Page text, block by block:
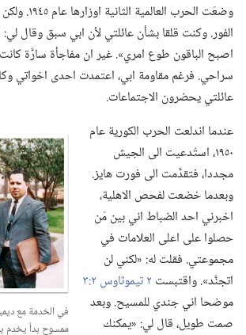
وضعَت الحرب
الفور.‏ وكنت قلقا بشأن عائلتي لأن ابي سبق وقال
اصبح الباقون طوع امري».‏ غير ان مفاجأة سارَّة
سراحي.‏ فرغم مقاومة ابي،‏ اعتمدت احدى اخواتي
عائلتي يحضرون الاجتماعات.‏
في الخدمة مع
ممسوح بدأ يخدم
عندما اندلعت الحرب الكورية عام
١٩٥٠،‏ استُدعيت الى الجيش
مجددا،‏ فتقدَّمت الى فورت هايز.‏
وبعدما خضعت لفحص الاهلية،‏
اخبرني احد الضباط اني بين مَن
حصلوا على اعلى العلامات في
مجموعتي.‏ فقلت له:‏ «لكني لن
اتجنَّد».‏ واقتبست٢ تيموثاوس ٢:‏٣
موضحا اني جندي للمسيح.‏ وبعد
صمت طويل،‏ قال لي:‏ «يمكنك